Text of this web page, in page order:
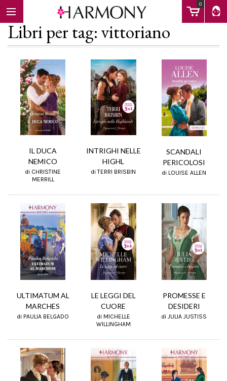
0
EBOOK
Libri per tag: vittoriano
IL DUCA
NEMICO
di CHRISTINE
MERRILL
INTRIGHI NELLE
HIGHL
di TERRI BRISBIN
SCANDALI
PERICOLOSI
di LOUISE ALLEN
ULTIMATUM AL
MARCHES
di PAULIA BELGADO
LE LEGGI DEL
CUORE
di MICHELLE
WILLINGHAM
PROMESSE E
DESIDERI
di JULIA JUSTISS